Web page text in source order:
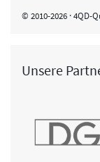
© 2010-2026 · 4QD-
Unsere